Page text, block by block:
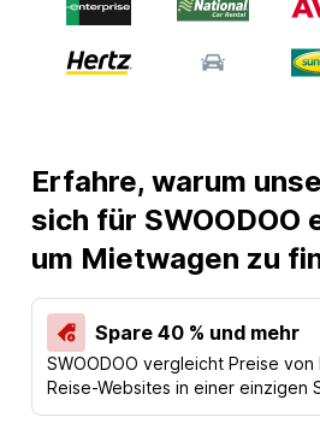
Erfahre, warum
sich für SWOODOO
um Mietwagen zu
Spare 40 % und mehr
SWOODOO vergleicht Preise
Reise-Websites in einer einzigen